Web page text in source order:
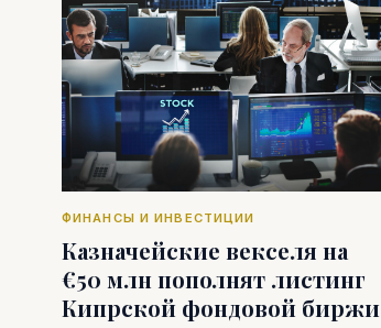
ФИНАНСЫ И ИНВЕСТИЦИИ
Казначейские векселя на
€50 млн пополнят листинг
Кипрской фондовой биржи